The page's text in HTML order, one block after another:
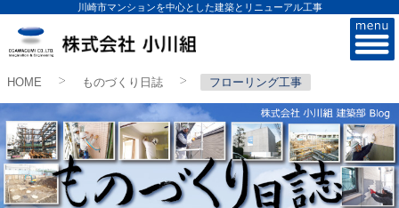
川崎市マンションを中心とした建築とリニューアル工事
HOME >ものづくり日誌 フローリング工事